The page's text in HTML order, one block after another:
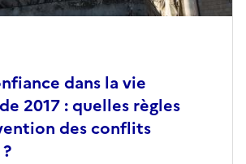
dans la vie
2017 : quelles règles
des conflits